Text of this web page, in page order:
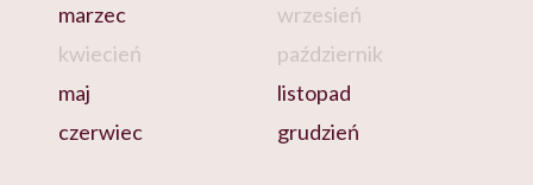
marzec
kwiecień
maj
czerwiec
wrzesień
październik
listopad
grudzień